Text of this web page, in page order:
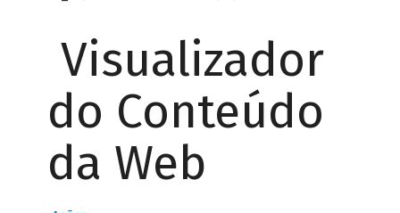
Visualizador
do Conteúdo
da Web